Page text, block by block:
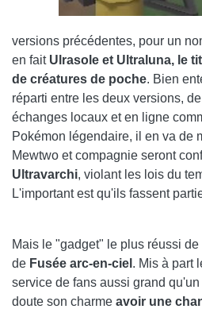
versions précédentes, pour un
en fait Ulrasole et Ultraluna, le
de créatures de poche. Bien
réparti entre les deux versions,
échanges locaux et en ligne
Pokémon légendaire, il en va de
Mewtwo et compagnie seront
Ultravarchi, violant les lois du
L'important est qu'ils fassent
Mais le "gadget" le plus réussi
de Fusée arc-en-ciel . Mis à part
service de fans aussi grand
doute son charme avoir une